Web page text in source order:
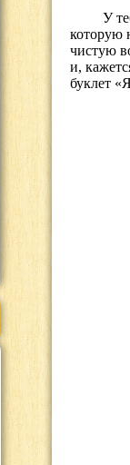
У тебя
которую
чистую
и,
буклет